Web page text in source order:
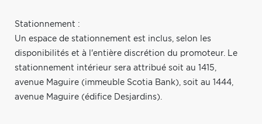
Stationnement :
Un espace de stationnement est inclus, selon les
disponibilités et à l'entière discrétion du promoteur. Le
stationnement intérieur sera attribué soit au 1415,
avenue Maguire (immeuble Scotia Bank), soit au 1444,
avenue Maguire (édifice Desjardins).